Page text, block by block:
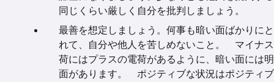
同じくらい厳しく自分を批判しましょう。
最善を想定しましょう。何事も暗い面ばかりに
れて、自分や他人を苦しめないこと。 マイナ
荷にはプラスの電荷があるように、暗い面には
面があります。 ポジティブな状況はポジティ